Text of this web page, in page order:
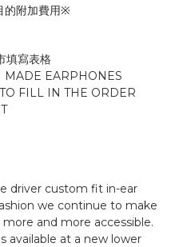
的附加費用※
填寫表格
MADE EARPHONES
FILL IN THE ORDER
driver custom fit in-ear
we continue to make
and more accessible.
available at a new lower